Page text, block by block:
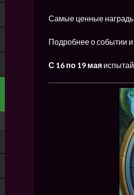
Самые ценные награды
Подробнее о событии и
С 16 по 19 мая